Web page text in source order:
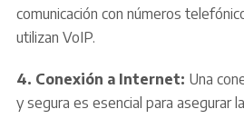
comunicación con números
utilizan VoIP.
4. Conexión a Internet: Una
y segura es esencial para asegurar